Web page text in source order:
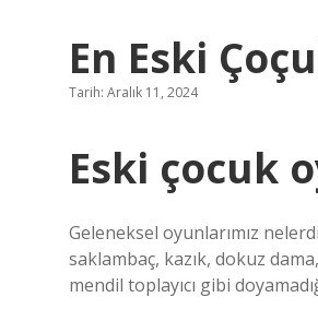
En Eski
Tarih: Aralık 11, 2024
Eski çocuk
Geleneksel oyunlarımız
saklambaç, kazık, dokuz
mendil toplayıcı gibi